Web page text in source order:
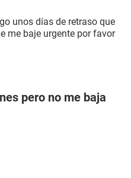
unos días de retraso que
me baje urgente por favor
pero no me baja